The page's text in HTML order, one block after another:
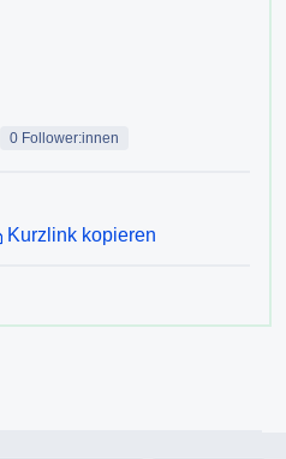
0 Follower:innen
Kurzlink kopieren